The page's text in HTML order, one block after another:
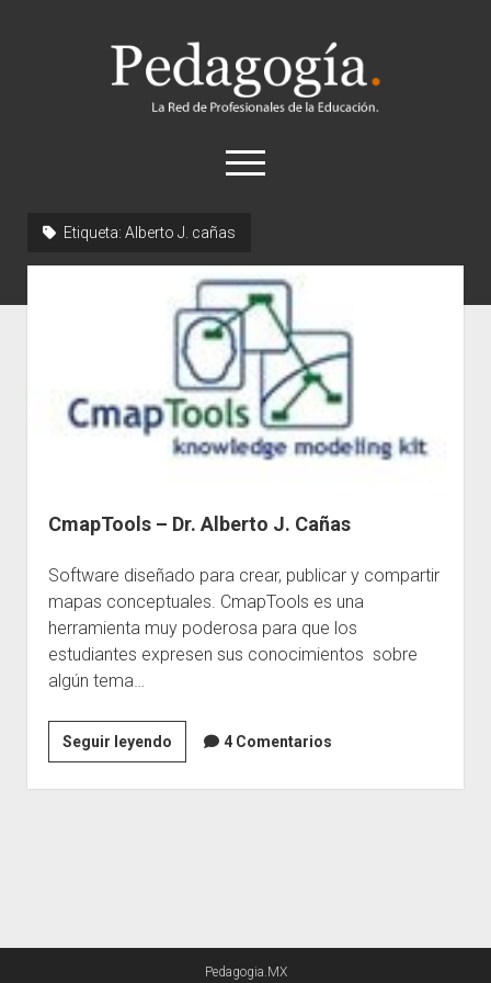
Pedagogía
abrir
el
Historia
Concepto
Entrevistas
Destacados
Biografías
Recursos
Escuelas
Etiqueta: Alberto J. cañas
CmapTools – Dr. Alberto J. Cañas
Software diseñado para crear, publicar y compartir
mapas conceptuales. CmapTools es una
herramienta muy poderosa para que los
estudiantes expresen sus conocimientos sobre
algún tema…
Seguir leyendoCmapTools
–
Dr.
4 Comentarios
Pedagogia.MX